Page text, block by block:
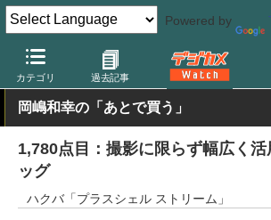
Powered by
カテゴリ 過去記事
デジカメ Watch 撮影用品 カメラバッグ
岡嶋和幸の「あとで買う」
1,780点目：撮影に限らず幅広く
ッグ
ハクバ「プラスシェル ストリーム」